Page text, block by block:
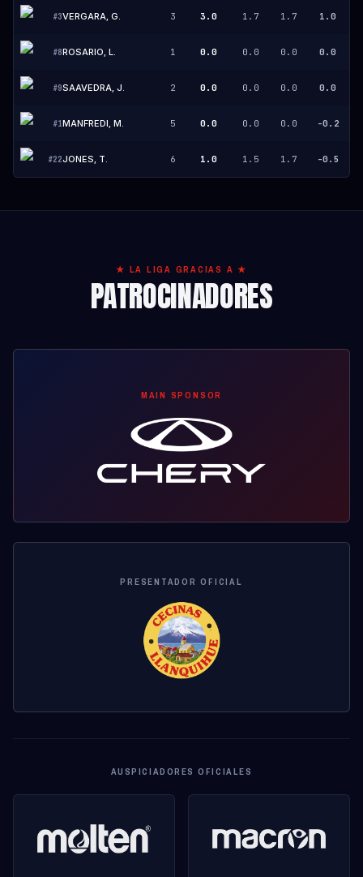
#3VERGARA, G. 3 3.0 1.7 1.7 1.0
#8ROSARIO, L. 1 0.0 0.0 0.0 0.0
#9SAAVEDRA, J. 2 0.0 0.0 0.0 0.0
#1MANFREDI, M. 5 0.0 0.0 0.0 -0.2
#22JONES, T. 6 1.0 1.5 1.7 -0.5
★ LA LIGA GRACIAS A ★
PATROCINADORES
MAIN SPONSOR
PRESENTADOR OFICIAL
AUSPICIADORES OFICIALES